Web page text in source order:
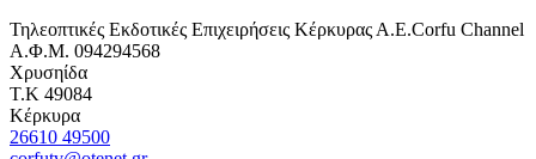
Τηλεοπτικές Εκδοτικές Επιχειρήσεις Κέρκυρας Α.Ε.Corfu Channel
Α.Φ.Μ. 094294568
Χρυσηίδα
Τ.Κ 49084
Κέρκυρα
26610 49500